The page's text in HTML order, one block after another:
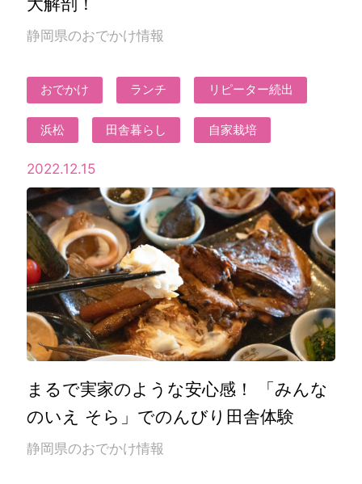
静岡県のおでかけ情報
おでかけ ランチ リピーター続出
浜松 田舎暮らし 自家栽培
2022.12.15
まるで実家のような安心感！ 「みんな
のいえ そら」でのんびり田舎体験
静岡県のおでかけ情報